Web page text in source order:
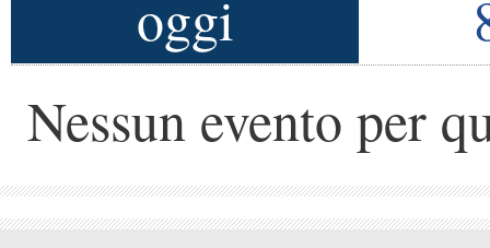
oggi
Nessun evento per